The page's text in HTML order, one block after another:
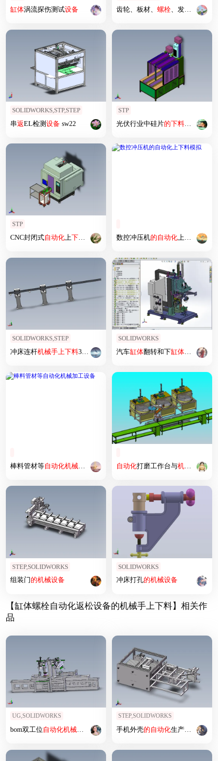
缸体涡流探伤测试设备 齿轮、板材、 螺栓、发动机 缸体
SOLIDWORKS,STP,STEP
串返EL检测设备 sw22
STP
光伏行业中硅片的下料设备
STP
CNC封闭式自动化上下料 设备step 数控冲压机的自动化上下料模拟
SOLIDWORKS,STEP
冲床连杆机械手上下料3d方案图纸两台冲床联机自动上 下料 方案资料
SOLIDWORKS
汽车缸体翻转和下缸体螺栓返松
棒料管材等自动化机械加工设备 自动化打磨工作台与机械 手上下料
STEP,SOLIDWORKS
组装门的机械设备
SOLIDWORKS
冲床打孔的机械设备
【缸体螺栓自动化返松设备的机械手上下料】相关作
品
UG,SOLIDWORKS
bom双工位自动化机械设备 UG
STEP,SOLIDWORKS
手机外壳的自动化生产加工 设备